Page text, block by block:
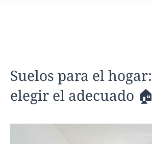
Suelos para el
elegir el adecuado 🏠